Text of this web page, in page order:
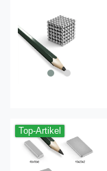
Top-Artikel